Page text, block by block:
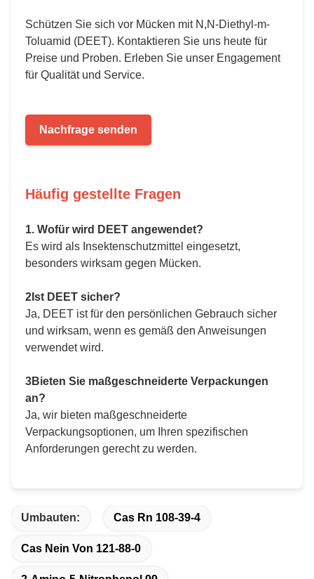
Schützen Sie sich vor Mücken mit N,N-Diethyl-m-
Toluamid (DEET). Kontaktieren Sie uns heute für
Preise und Proben. Erleben Sie unser Engagement
für Qualität und Service.
Nachfrage senden
Häufig gestellte Fragen
1. Wofür wird DEET angewendet?
Es wird als Insektenschutzmittel eingesetzt,
besonders wirksam gegen Mücken.
2Ist DEET sicher?
Ja, DEET ist für den persönlichen Gebrauch sicher
und wirksam, wenn es gemäß den Anweisungen
verwendet wird.
3Bieten Sie maßgeschneiderte Verpackungen
an?
Ja, wir bieten maßgeschneiderte
Verpackungsoptionen, um Ihren spezifischen
Anforderungen gerecht zu werden.
Umbauten: Cas Rn 108-39-4
Cas Nein Von 121-88-0